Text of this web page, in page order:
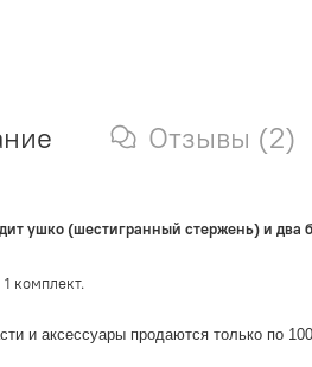
Отзывы (2)
ушко (шестигранный стержень) и два
комплект.
и аксессуары продаются только по